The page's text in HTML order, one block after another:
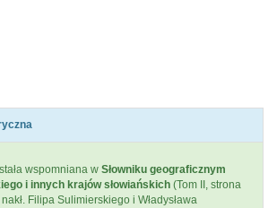
wspomniana w Słowniku geograficznym
i innych krajów słowiańskich (Tom II, strona
Filipa Sulimierskiego i Władysława